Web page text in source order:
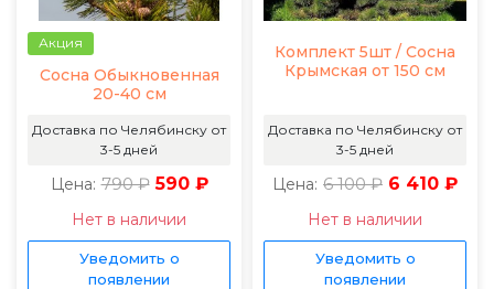
Акция
Сосна Обыкновенная
20-40 см
Доставка по Челябинску от
3-5 дней
Цена: 790 ₽ 590 ₽
Нет в наличии
Уведомить о
появлении
Комплект 5шт / Сосна
Крымская от 150 см
Доставка по Челябинску от
3-5 дней
Цена: 6 100 ₽ 6 410 ₽
Нет в наличии
Уведомить о
появлении